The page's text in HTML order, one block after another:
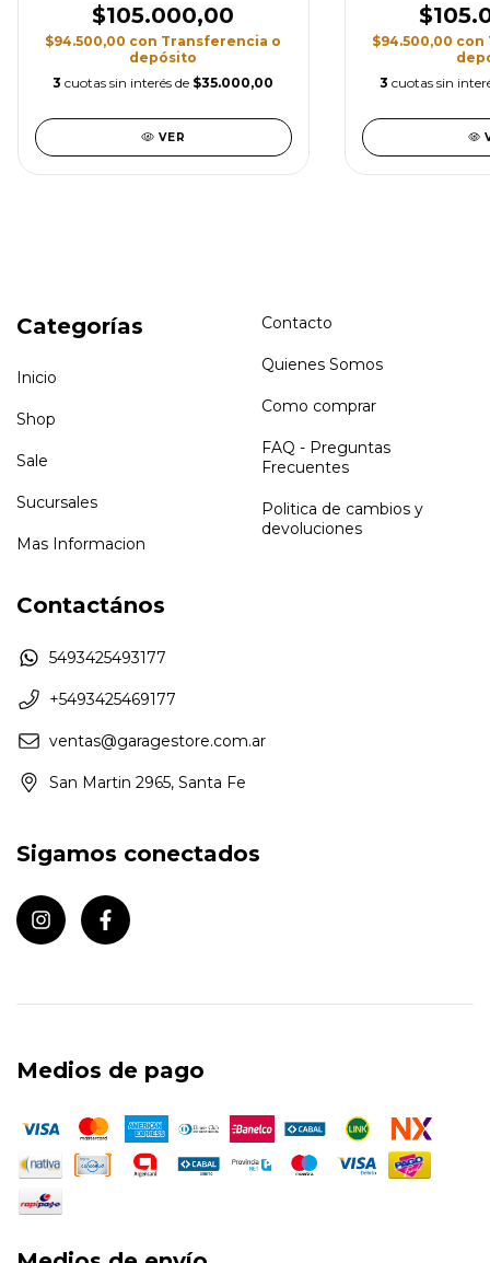
$105.000,00
$94.500,00 con Transferencia o
depósito
3 cuotas sin interés de $35.000,00
VER
$94.500,00 con
3 cuotas sin
Categorías
Inicio
Shop
Sale
Sucursales
Mas Informacion
Contacto
Quienes Somos
Como comprar
FAQ - Preguntas
Frecuentes
Politica de cambios y
devoluciones
Contactános
5493425493177
+5493425469177
ventas@garagestore.com.ar
San Martin 2965, Santa Fe
Sigamos conectados
Medios de pago